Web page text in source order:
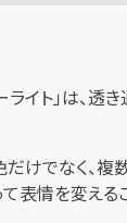
イト」は、透
だけでなく、
表情を変える